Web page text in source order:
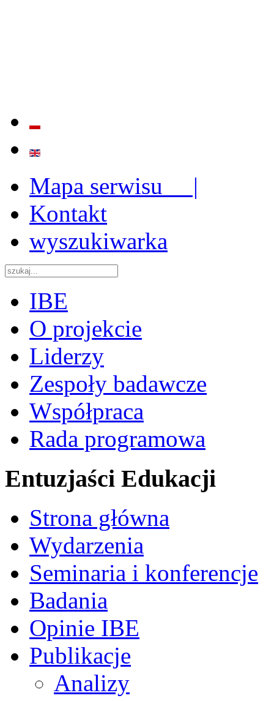
Mapa serwisu |
Kontakt
wyszukiwarka
IBE
O projekcie
Liderzy
Zespoły badawcze
Współpraca
Rada programowa
Entuzjaści Edukacji
Strona główna
Wydarzenia
Seminaria i konferencje
Badania
Opinie IBE
Publikacje
Analizy